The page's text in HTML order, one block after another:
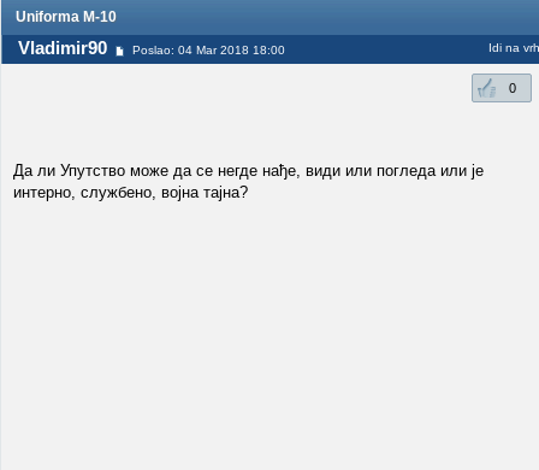
Uniforma M-10
Vladimir90 Poslao: 04 Mar 2018 18:00 Idi na vrh
0
Да ли Упутство може да се негде нађе, види или погледа или је
интерно, службено, војна тајна?